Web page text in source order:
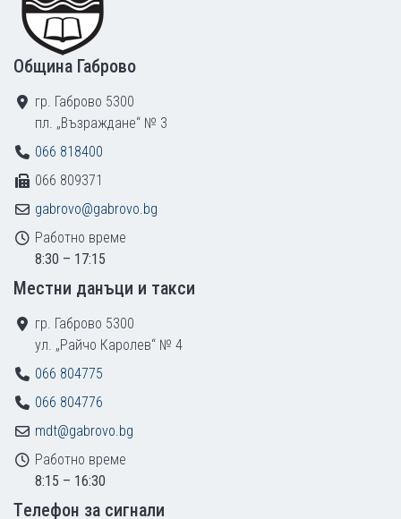
Община Габрово
гр. Габрово 5300
пл. „Възраждане“ № 3
066 818400
066 809371
gabrovo@gabrovo.bg
Работно време
8:30 – 17:15
Местни данъци и такси
гр. Габрово 5300
ул. „Райчо Каролев“ № 4
066 804775
066 804776
mdt@gabrovo.bg
Работно време
8:15 – 16:30
Tелефон за сигнали